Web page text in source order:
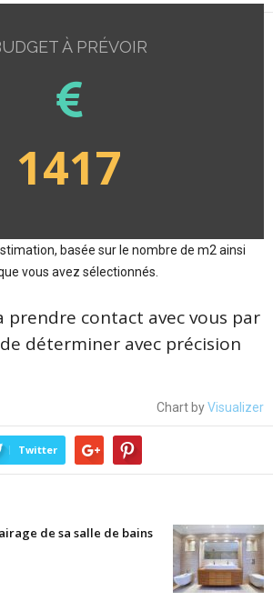
À PRÉVOIR
1417
basée sur le nombre de m2 ainsi
vous avez sélectionnés.
prendre contact avec vous par
déterminer avec précision
Chart byVisualizer
Twitter
de sa salle de bains